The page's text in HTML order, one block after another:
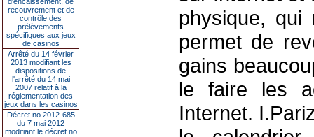
recouvrement et de
contrôle des
prélèvements
spécifiques aux jeux
de casinos
Arrêté du 14 février
2013 modifiant les
dispositions de
l'arrêté du 14 mai
2007 relatif à la
réglementation des
jeux dans les casinos
Décret no 2012-685
du 7 mai 2012
modifiant le décret no
physique,
permet de
gains
le faire les
Internet.